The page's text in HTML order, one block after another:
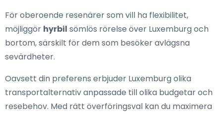
För oberoende resenärer som vill ha flexibilitet,
möjliggör hyrbil sömlös rörelse över Luxemburg och
bortom, särskilt för dem som besöker avlägsna
sevärdheter.
Oavsett din preferens erbjuder Luxemburg olika
transportalternativ anpassade till olika budgetar och
resebehov. Med rätt överföringsval kan du maximera